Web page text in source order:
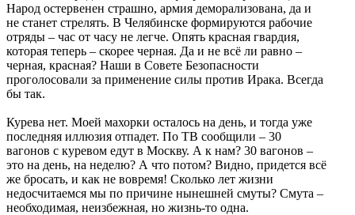
Народ остервенен страшно, армия деморализована, да и
не станет стрелять. В Челябинске формируются рабочие
отряды – час от часу не легче. Опять красная гвардия,
которая теперь – скорее черная. Да и не всё ли равно –
черная, красная? Наши в Совете Безопасности
проголосовали за применение силы против Ирака. Всегда
бы так.
Курева нет. Моей махорки осталось на день, и тогда уже
последняя иллюзия отпадет. По ТВ сообщили – 30
вагонов с куревом едут в Москву. А к нам? 30 вагонов –
это на день, на неделю? А что потом? Видно, придется всё
же бросать, и как не вовремя! Сколько лет жизни
недосчитаемся мы по причине нынешней смуты? Смута –
необходимая, неизбежная, но жизнь-то одна.